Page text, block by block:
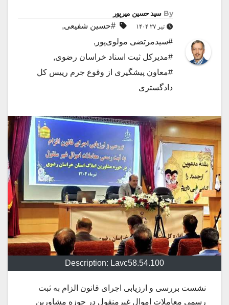
By سید حسین میرپور
تیر ۲۷ ۱۴۰۴ #حسین شفیعی,
#سیدمرتضی مولوی‌پور ,
#مدیرکل ثبت اسناد خراسان رضوی,
#معاون پیشگیری از وقوع جرم رییس کل
دادگستری
Description: Lavc58.54.100
نشست بررسی و ارزیابی اجرای قانون الزام به ثبت
رسمی معاملات اموال غیرمنقول در حوزه مشاورین